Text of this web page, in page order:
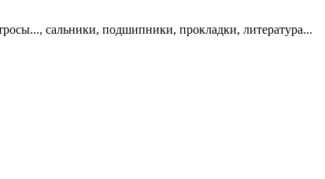
сальники, подшипники, прокладки, литература...